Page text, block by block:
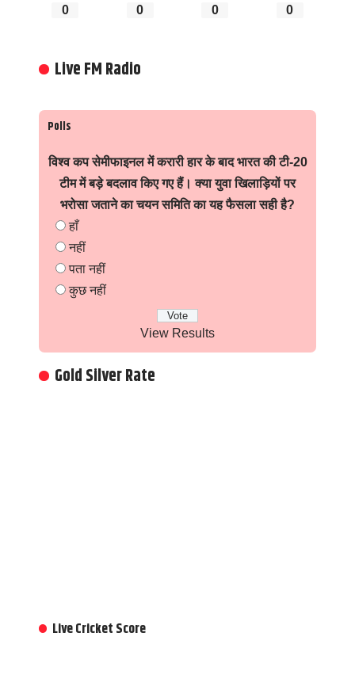
0 0 0 0
Live FM Radio
Polls
विश्व कप सेमीफाइनल में करारी हार के बाद भारत की टी-20
टीम में बड़े बदलाव किए गए हैं। क्या युवा खिलाड़ियों पर
भरोसा जताने का चयन समिति का यह फैसला सही है?
हाँ
नहीं
पता नहीं
कुछ नहीं
View Results
Gold Silver Rate
Live Cricket Score